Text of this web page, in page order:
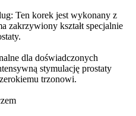
Ten korek jest wykonany z
zakrzywiony kształt specjalnie
dla doświadczonych
stymulację prostaty
trzonowi.